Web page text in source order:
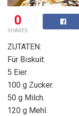
0
SHARES
ZUTATEN:
Für Biskuit:
5 Eier.
100 g Zucker.
50 g Milch.
120 g Mehl.